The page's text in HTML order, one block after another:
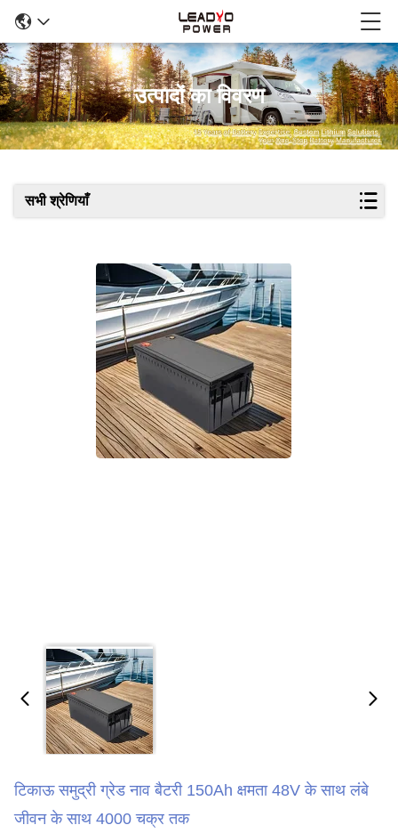
उत्पादों का विवरण
सभी श्रेणियाँ
टिकाऊ समुद्री ग्रेड नाव बैटरी 150Ah क्षमता 48V के साथ लंबे
जीवन के साथ 4000 चक्र तक